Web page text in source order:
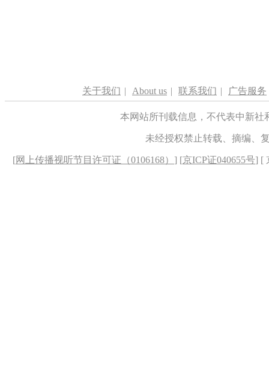
关于我们 | About us | 联系我们 | 广告服务
本网站所刊载信息，不代表中新
未经授权禁止转载、摘编、
[网上传播视听节目许可证（0106168） ] [京ICP证040655号] [